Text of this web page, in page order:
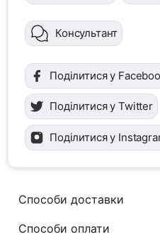
Консультант
Поділитися у
Поділитися у Twitter
Поділитися у
Способи доставки
Способи оплати